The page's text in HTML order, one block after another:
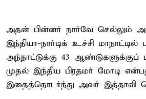
அதன் பின்னர் நார்வே செல்லும்
இந்தியா-நார்டிக் உச்சி
அந்நாட்டுக்கு 43 ஆண்டுகளுக்குப்
முதல் இந்திய பிரதமர் மோடி
இதைத்தொடர்ந்து அவர் இத்தாலி